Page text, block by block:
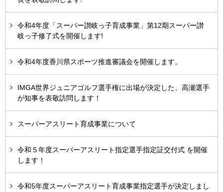
令和4年度「スーパー讃岐っ子育成事業」第12期スーパー讃
岐っ子修了式を開催します!
令和4年度香川県スポーツ推進審議会を開催します。
IMGA世界ジュニアゴルフ選手権に出場が決定した、高瀬選手
が知事を表敬訪問します！
スーパーアスリート育成事業について
令和５年度スーパーアスリート指定選手指定証交付式 を開催
します！
令和5年度スーパーアスリート育成事業指定選手が決定しまし